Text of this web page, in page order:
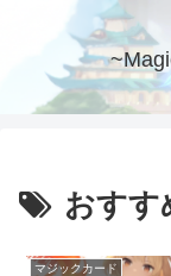
おすす
マジックカード